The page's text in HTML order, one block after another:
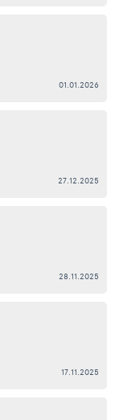
01.01.2026
27.12.2025
28.11.2025
17.11.2025